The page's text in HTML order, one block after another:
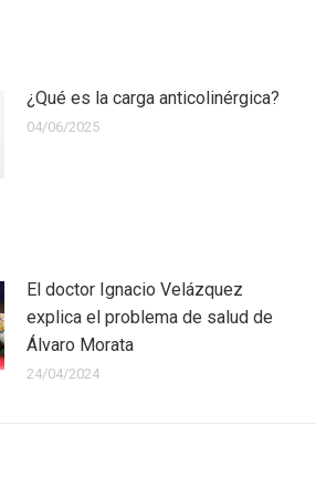
¿Qué es la carga anticolinérgica?
04/06/2025
El doctor Ignacio Velázquez
explica el problema de salud de
Álvaro Morata
24/04/2024